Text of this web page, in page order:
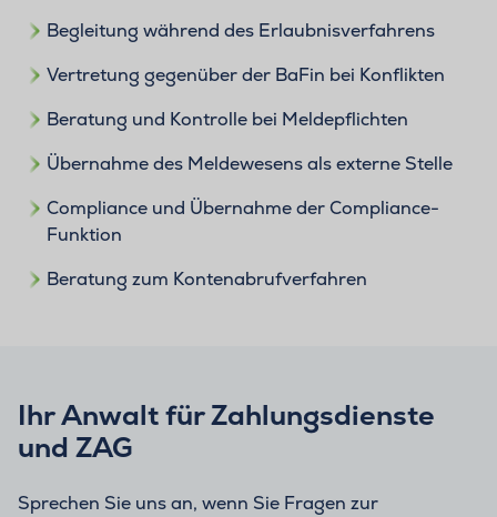
Begleitung während des Erlaubnisverfahrens
Vertretung gegenüber der BaFin bei Konflikten
Beratung und Kontrolle bei Meldepflichten
Übernahme des Meldewesens als externe Stelle
Compliance und Übernahme der Compliance-
Funktion
Beratung zum Kontenabrufverfahren
Ihr Anwalt für Zahlungsdienste
und ZAG
Sprechen Sie uns an, wenn Sie Fragen zur